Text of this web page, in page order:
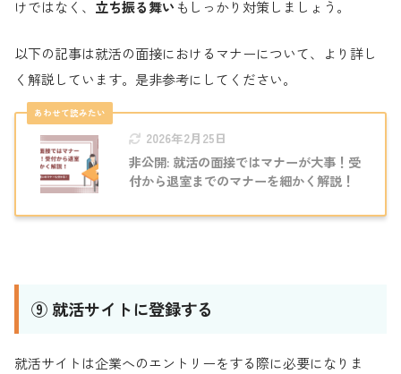
けではなく、 立ち振る舞い もしっかり対策しましょう。
以下の記事は就活の面接におけるマナーについて、より詳し
く解説しています。是非参考にしてください。
2026年2月25日
非公開: 就活の面接ではマナーが大事！受
付から退室までのマナーを細かく解説！
⑨ 就活サイトに登録する
就活サイトは企業へのエントリーをする際に必要になりま